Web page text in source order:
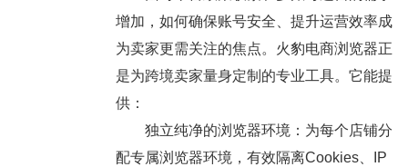
增加，如何确保账号安全、提升运营效率成
为卖家更需关注的焦点。火豹电商浏览器正
是为跨境卖家量身定制的专业工具。它能提
供：
独立纯净的浏览器环境：为每个店铺分
配专属浏览器环境，有效隔离Cookies、IP